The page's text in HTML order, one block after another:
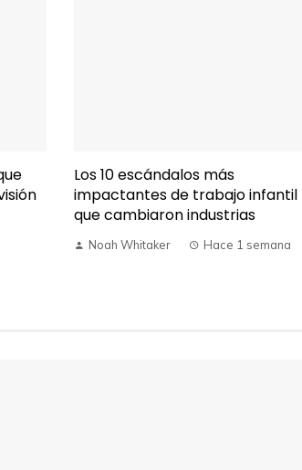
Los 10 escándalos más
impactantes de trabajo infantil
que cambiaron industrias
Noah Whitaker Hace 1 semana